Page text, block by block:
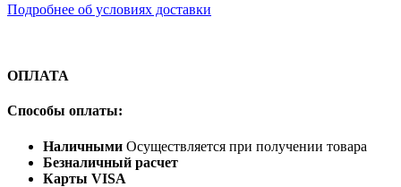
Подробнее об условиях доставки
ОПЛАТА
Способы оплаты:
Наличными Осуществляется при получении товара
Безналичный расчет
Карты VISA